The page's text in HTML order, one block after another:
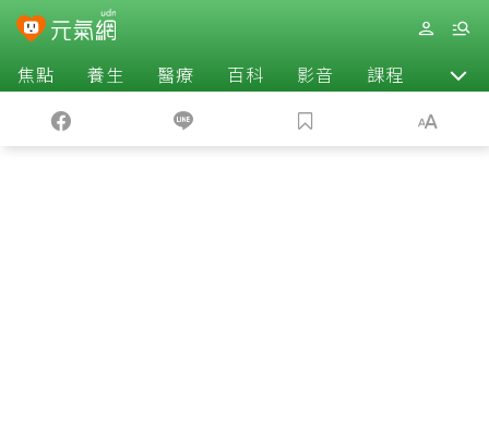
焦點 養生 醫療 百科 影音 課程 退休